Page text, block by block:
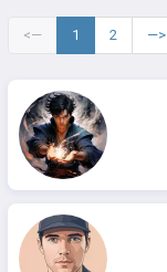
<— 1 2 —>